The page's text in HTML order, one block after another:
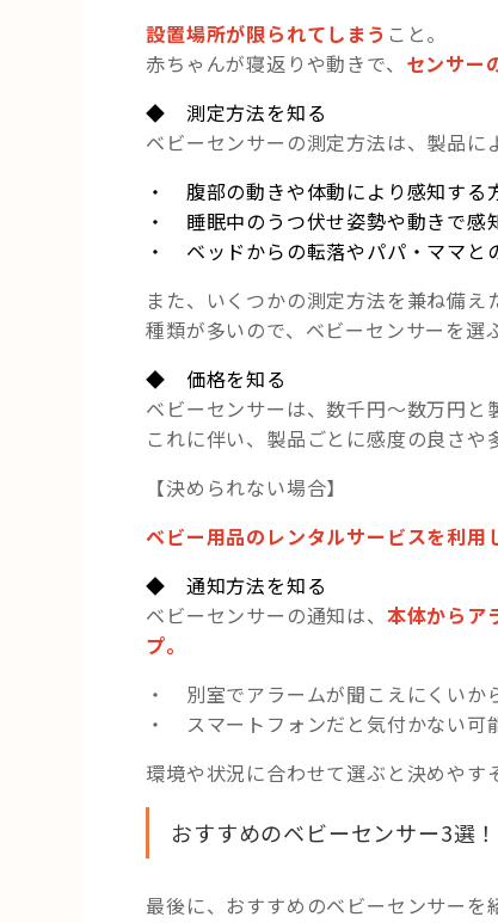
設置場所が限られてしまう こと。
赤ちゃんが寝返りや動きで、 センサー
◆ 測定方法を知る
ベビーセンサーの測定方法は、製品に
・ 腹部の動きや体動により感知する
・ 睡眠中のうつ伏せ姿勢や動きで感
・ ベッドからの転落やパパ・ママと
また、いくつかの測定方法を兼ね備え
種類が多いので、ベビーセンサーを選
◆ 価格を知る
ベビーセンサーは、数千円～数万円と
これに伴い、製品ごとに感度の良さや
【決められない場合】
ベビー用品のレンタルサービスを利
◆ 通知方法を知る
ベビーセンサーの通知は、 本体からア
プ。
・ 別室でアラームが聞こえにくいか
・ スマートフォンだと気付かない可
環境や状況に合わせて選ぶと決めやす
おすすめのベビーセンサー3選！
最後に、おすすめのベビーセンサーを